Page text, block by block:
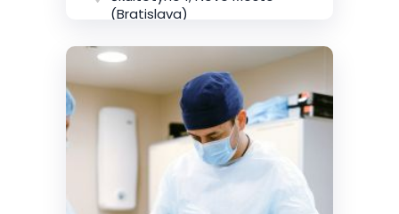
(Bratislava)